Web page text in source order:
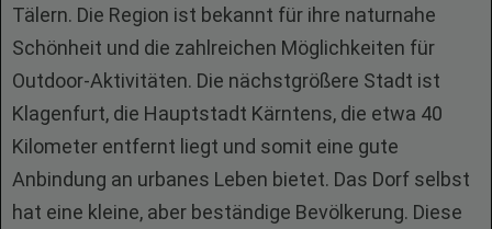
Tälern. Die Region ist bekannt für ihre naturnahe
Schönheit und die zahlreichen Möglichkeiten für
Outdoor-Aktivitäten. Die nächstgrößere Stadt ist
Klagenfurt, die Hauptstadt Kärntens, die etwa 40
Kilometer entfernt liegt und somit eine gute
Anbindung an urbanes Leben bietet. Das Dorf selbst
hat eine kleine, aber beständige Bevölkerung. Diese